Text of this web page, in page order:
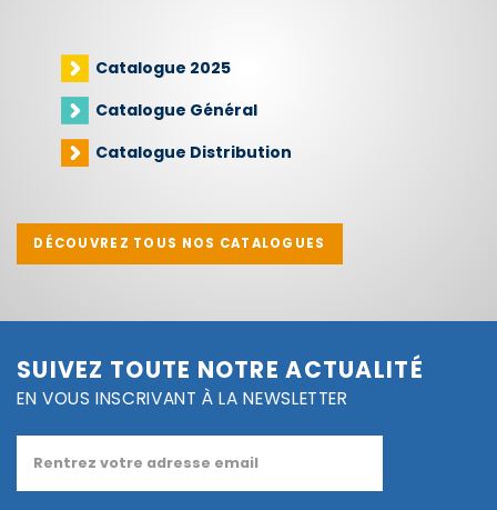
Catalogue 2025
Catalogue Général
Catalogue Distribution
DÉCOUVREZ TOUS NOS CATALOGUES
SUIVEZ TOUTE NOTRE ACTUALITÉ
EN VOUS INSCRIVANT À LA NEWSLETTER